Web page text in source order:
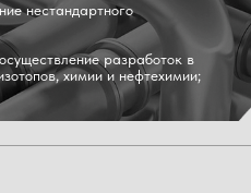
нестандартного
разработок в
химии и нефтехимии;